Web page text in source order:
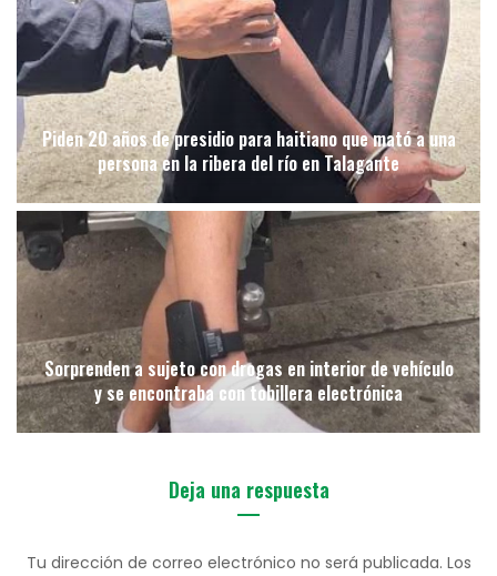
Piden 20 años de presidio para haitiano que mató a una
persona en la ribera del río en Talagante
Sorprenden a sujeto con drogas en interior de vehículo
y se encontraba con tobillera electrónica
Deja una respuesta
Tu dirección de correo electrónico no será publicada. Los